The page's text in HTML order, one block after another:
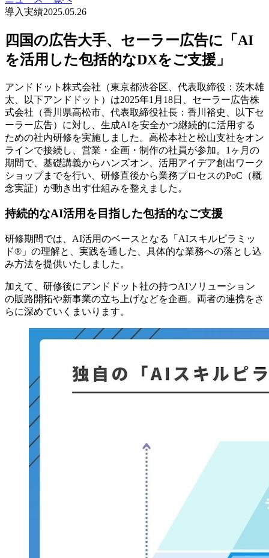
導入実績2025.05.26
四国の広告大手、セーラー広告に「AI
を活用した包括的なDXをご支援」
アンドドット株式会社（東京都渋谷区、代表取締役：茨木雄
太、以下アンドドット）は2025年1月18日、セーラー広告株
式会社（香川県高松市、代表取締役社長：香川裕史、以下セ
ーラー広告）に対し、生成AIを安全かつ継続的に活用する
ための社内研修を実施しました。高松本社と松山支社をオン
ラインで接続し、営業・企画・制作の社員が参加。1ヶ月の
期間で、基礎講義からハンズオン、活用アイデア創出ワーク
ショップまでを行い、研修直後から業務プロセスのPoC（概
念実証）が動き出す仕組みを整えました。
持続的なAI活用を目指した包括的なご支援
研修期間では、AI活用のベースとなる「AIスキルピラミッ
ド®」の理解と、実践を通した、具体的な業務への落とし込
み方法を提供いたしました。
加えて、研修後にアンドドット社の持つAIソリューション
の販路開拓や新事業の立ち上げなどを企画。両者の連携をさ
らに深めていくまいります。